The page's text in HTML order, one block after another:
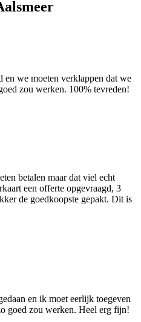
we moeten verklappen dat we
zou werken. 100% tevreden!
betalen maar dat viel echt
een offerte opgevraagd, 3
de goedkoopste gepakt. Dit is
en ik moet eerlijk toegeven
goed zou werken. Heel erg fijn!